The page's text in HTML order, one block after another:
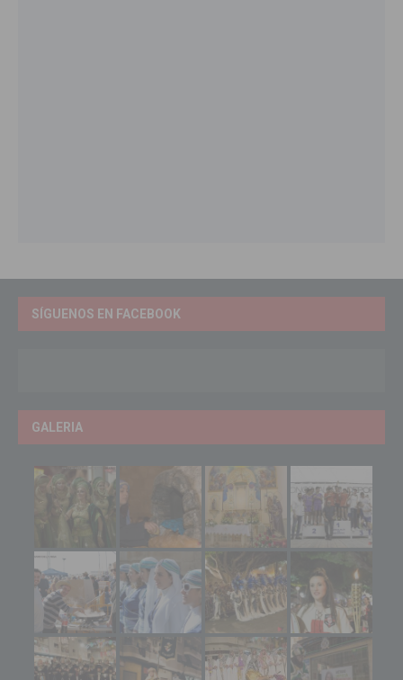
SÍGUENOS EN FACEBOOK
GALERIA